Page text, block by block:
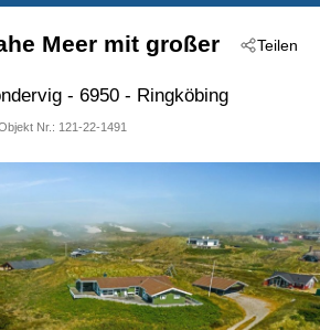
Teilen
Meer mit großer
- 6950 - Ringköbing
Nr.: 121-22-1491